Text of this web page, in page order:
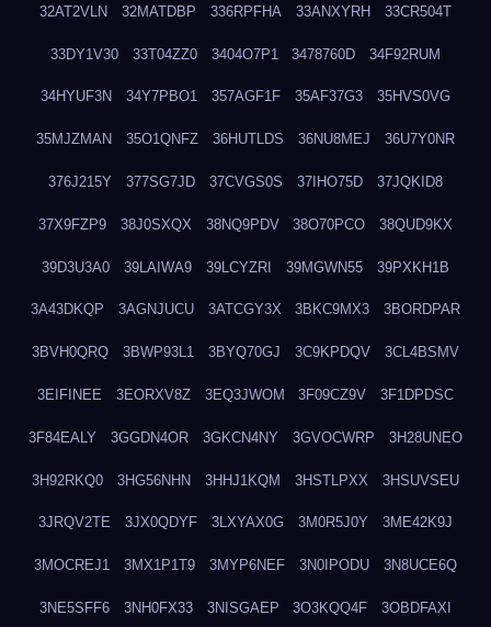
32AT2VLN 32MATDBP 336RPFHA 33ANXYRH 33CR504T
33DY1V30 33T04ZZ0 3404O7P1 3478760D 34F92RUM
34HYUF3N 34Y7PBO1 357AGF1F 35AF37G3 35HVS0VG
35MJZMAN 35O1QNFZ 36HUTLDS 36NU8MEJ 36U7Y0NR
376J215Y 377SG7JD 37CVGS0S 37IHO75D 37JQKID8
37X9FZP9 38J0SXQX 38NQ9PDV 38O70PCO 38QUD9KX
39D3U3A0 39LAIWA9 39LCYZRI 39MGWN55 39PXKH1B
3A43DKQP 3AGNJUCU 3ATCGY3X 3BKC9MX3 3BORDPAR
3BVH0QRQ 3BWP93L1 3BYQ70GJ 3C9KPDQV 3CL4BSMV
3EIFINEE 3EORXV8Z 3EQ3JWOM 3F09CZ9V 3F1DPDSC
3F84EALY 3GGDN4OR 3GKCN4NY 3GVOCWRP 3H28UNEO
3H92RKQ0 3HG56NHN 3HHJ1KQM 3HSTLPXX 3HSUVSEU
3JRQV2TE 3JX0QDYF 3LXYAX0G 3M0R5J0Y 3ME42K9J
3MOCREJ1 3MX1P1T9 3MYP6NEF 3N0IPODU 3N8UCE6Q
3NE5SFF6 3NH0FX33 3NISGAEP 3O3KQQ4F 3OBDFAXI